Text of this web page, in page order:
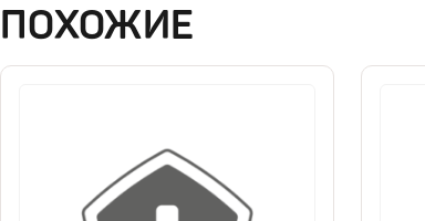
ПОХОЖИЕ